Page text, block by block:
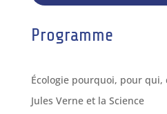
Programme
Écologie pourquoi, pour qui,
Jules Verne et la Science